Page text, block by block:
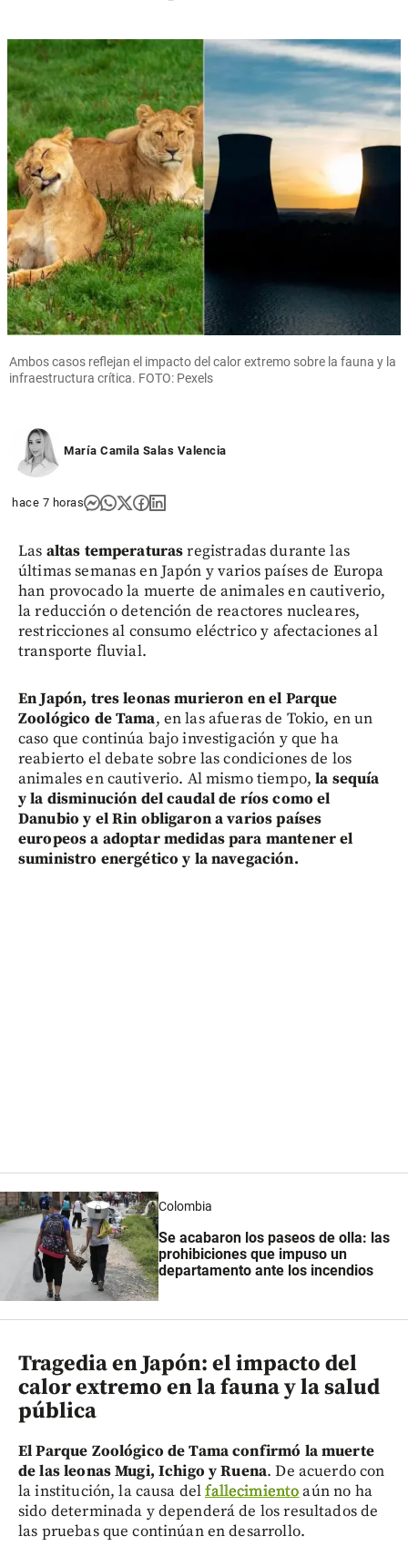
Ambos casos reflejan el impacto del calor extremo sobre la fauna y la
infraestructura crítica. FOTO: Pexels
María Camila Salas Valencia
hace 7 horas
Las altas temperaturasregistradas durante las
últimas semanas en Japón y varios países de Europa
han provocado la muerte de animales en cautiverio,
la reducción o detención de reactores nucleares,
restricciones al consumo eléctrico y afectaciones al
transporte fluvial.
En Japón, tres leonas murieron en el Parque
Zoológico de Tama, en las afueras de Tokio, en un
caso que continúa bajo investigación y que ha
reabierto el debate sobre las condiciones de los
animales en cautiverio. Al mismo tiempo, la sequía
y la disminución del caudal de ríos como el
Danubio y el Rin obligaron a varios países
europeos a adoptar medidas para mantener el
suministro energético y la navegación.
Colombia
Se acabaron los paseos de olla: las
prohibiciones que impuso un
departamento ante los incendios
Tragedia en Japón: el impacto del
calor extremo en la fauna y la salud
pública
El Parque Zoológico de Tama confirmó la muerte
de las leonas Mugi, Ichigo y Ruena. De acuerdo con
la institución, la causa delfallecimientoaún no ha
sido determinada y dependerá de los resultados de
las pruebas que continúan en desarrollo.